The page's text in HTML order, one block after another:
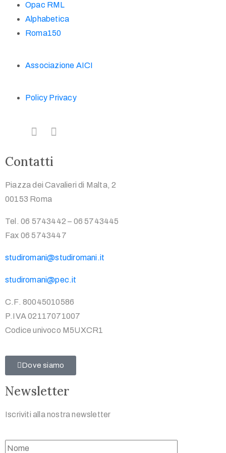
Opac RML
Alphabetica
Roma150
Associazione AICI
Policy Privacy
Contatti
Piazza dei Cavalieri di Malta, 2
00153 Roma
Tel. 06 5743442 – 06 5743445
Fax 06 5743447
studiromani@studiromani.it
studiromani@pec.it
C.F. 80045010586
P.IVA 02117071007
Codice univoco M5UXCR1
Dove siamo
Newsletter
Iscriviti alla nostra newsletter